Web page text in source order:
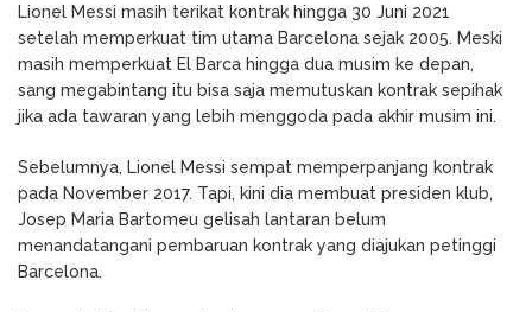
Lionel Messi masih terikat kontrak hingga 30 Juni 2021
setelah memperkuat tim utama Barcelona sejak 2005. Meski
masih memperkuat El Barca hingga dua musim ke depan,
sang megabintang itu bisa saja memutuskan kontrak sepihak
jika ada tawaran yang lebih menggoda pada akhir musim ini.
Sebelumnya, Lionel Messi sempat memperpanjang kontrak
pada November 2017. Tapi, kini dia membuat presiden klub,
Josep Maria Bartomeu gelisah lantaran belum
menandatangani pembaruan kontrak yang diajukan petinggi
Barcelona.